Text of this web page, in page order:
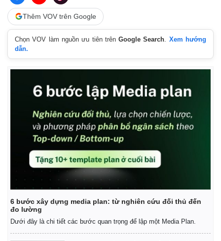
Bất động sản
Khởi nghiệp
Thị trường
Giá vàng
Tiêu dùng
Tỷ giá
Chứng khoán
Giá cà phê
Thêm VOV trên Google
Chọn VOV làm nguồn ưu tiên trênGoogle Search
Xem hướng
dẫn.
6 bước xây dựng media plan: từ nghiên cứu đối thủ đến
đo lường
Dưới đây là chi tiết các bước quan trọng để lập một Media Plan.